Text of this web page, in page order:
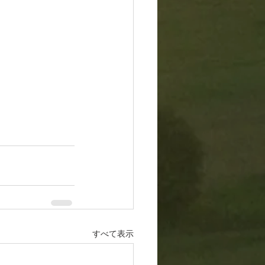
すべて表示